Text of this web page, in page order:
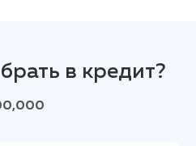
в кредит?